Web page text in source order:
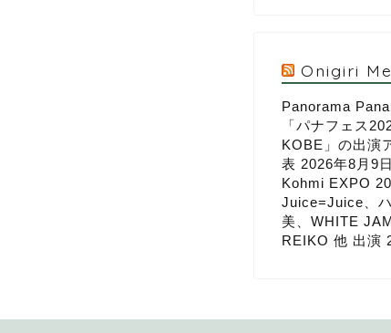
Onigiri
Panorama
「パナフェス
KOBE」の出演
表 2026年8月9日
Kohmi EXPO
Juice=Juice、
美、WHITE
REIKO 他 出演